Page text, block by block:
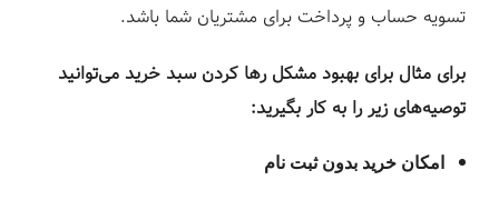
تسویه حساب و پرداخت برای مشتریان شما باشد.
برای مثال برای بهبود مشکل رها کردن سبد خرید می‌توانید
توصیه‌های زیر را به کار بگیرید:
امکان خرید بدون ثبت نام